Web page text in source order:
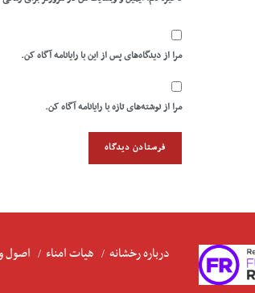
مرا از دیدگاه‌های پس از این با رایانامه آگاه کن.
مرا از نوشته‌های تازه با رایانامه آگاه کن.
درباره رخشانه هیات امناء اصول